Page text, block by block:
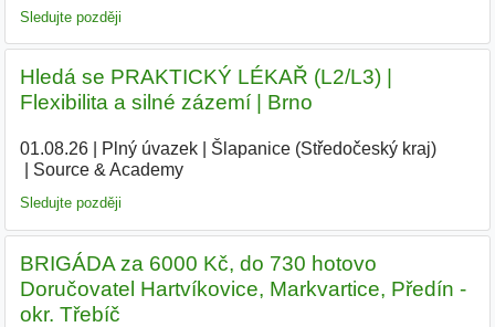
Sledujte později
Hledá se PRAKTICKÝ LÉKAŘ (L2/L3) |
Flexibilita a silné zázemí | Brno
01.08.26| Plný úvazek| Šlapanice (Středočeský kraj)|
Source & Academy|
Sledujte později
BRIGÁDA za 6000 Kč, do 730 hotovo
Doručovatel Hartvíkovice, Markvartice, Předín -
okr. Třebíč